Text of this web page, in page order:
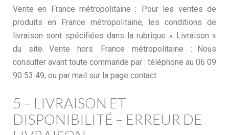
Vente en France métropolitaine : Pour les ventes de
produits en France métropolitaine, les conditions de
livraison sont spécifiées dans la rubrique « Livraison »
du site. Vente hors France métropolitaine : Nous
consulter avant toute commande par : téléphone au 06 09
90 53 49, ou par mail sur la page contact.
5 – LIVRAISON ET
DISPONIBILITÉ – ERREUR DE